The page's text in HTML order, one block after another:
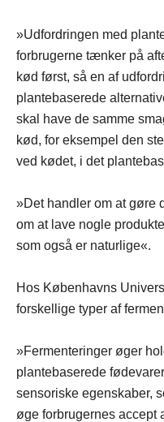
»Udfordringen med
forbrugerne tænker på
kød først, så en af
plantebaserede
skal have de samme
kød, for eksempel den
ved kødet, i det
»Det handler om at gøre
om at lave nogle
som også er naturlige«.
Hos Københavns
forskellige typer af
»Fermenteringer øger
plantebaserede
sensoriske egenskaber,
øge forbrugernes accept